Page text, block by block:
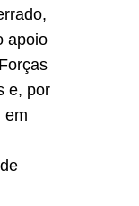
apoio
e, por
em